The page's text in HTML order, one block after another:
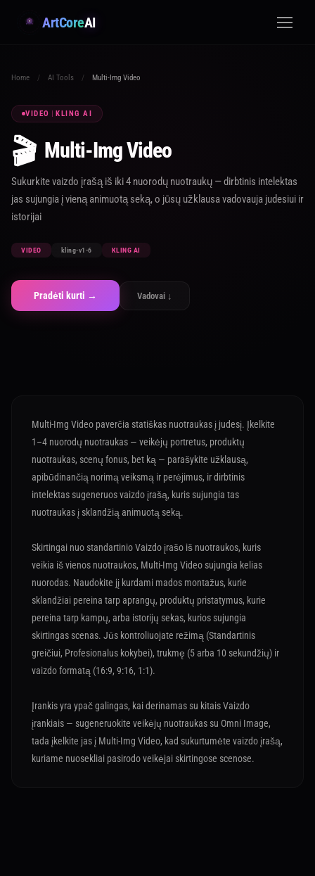
ArtCoreAI
Home / AI Tools / Multi-Img Video
VIDEO | KLING AI
🎬 Multi-Img Video
Sukurkite vaizdo įrašą iš iki 4 nuorodų nuotraukų — dirbtinis intelektas
jas sujungia į vieną animuotą seką, o jūsų užklausa vadovauja judesiui ir
istorijai
VIDEO kling-v1-6 KLING AI
Pradėti kurti → Vadovai ↓
Multi-Img Video paverčia statiškas nuotraukas į judesį. Įkelkite
1–4 nuorodų nuotraukas — veikėjų portretus, produktų
nuotraukas, scenų fonus, bet ką — parašykite užklausą,
apibūdinančią norimą veiksmą ir perėjimus, ir dirbtinis
intelektas sugeneruos vaizdo įrašą, kuris sujungia tas
nuotraukas į sklandžią animuotą seką.
Skirtingai nuo standartinio Vaizdo įrašo iš nuotraukos, kuris
veikia iš vienos nuotraukos, Multi-Img Video sujungia kelias
nuorodas. Naudokite jį kurdami mados montažus, kurie
sklandžiai pereina tarp aprangų, produktų pristatymus, kurie
pereina tarp kampų, arba istorijų sekas, kurios sujungia
skirtingas scenas. Jūs kontroliuojate režimą (Standartinis
greičiui, Profesionalus kokybei), trukmę (5 arba 10 sekundžių) ir
vaizdo formatą (16:9, 9:16, 1:1).
Įrankis yra ypač galingas, kai derinamas su kitais Vaizdo
įrankiais — sugeneruokite veikėjų nuotraukas su Omni Image,
tada įkelkite jas į Multi-Img Video, kad sukurtumėte vaizdo įrašą,
kuriame nuosekliai pasirodo veikėjai skirtingose scenose.